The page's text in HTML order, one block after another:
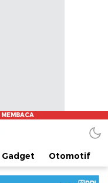
Gadget Otomotif